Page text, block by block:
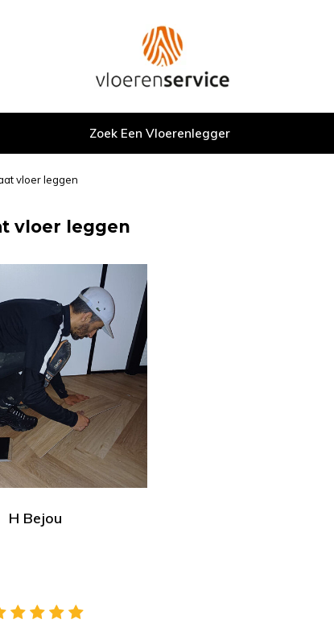
Zoek Een Vloerenlegger
vloer leggen
vloer leggen
H Bejou